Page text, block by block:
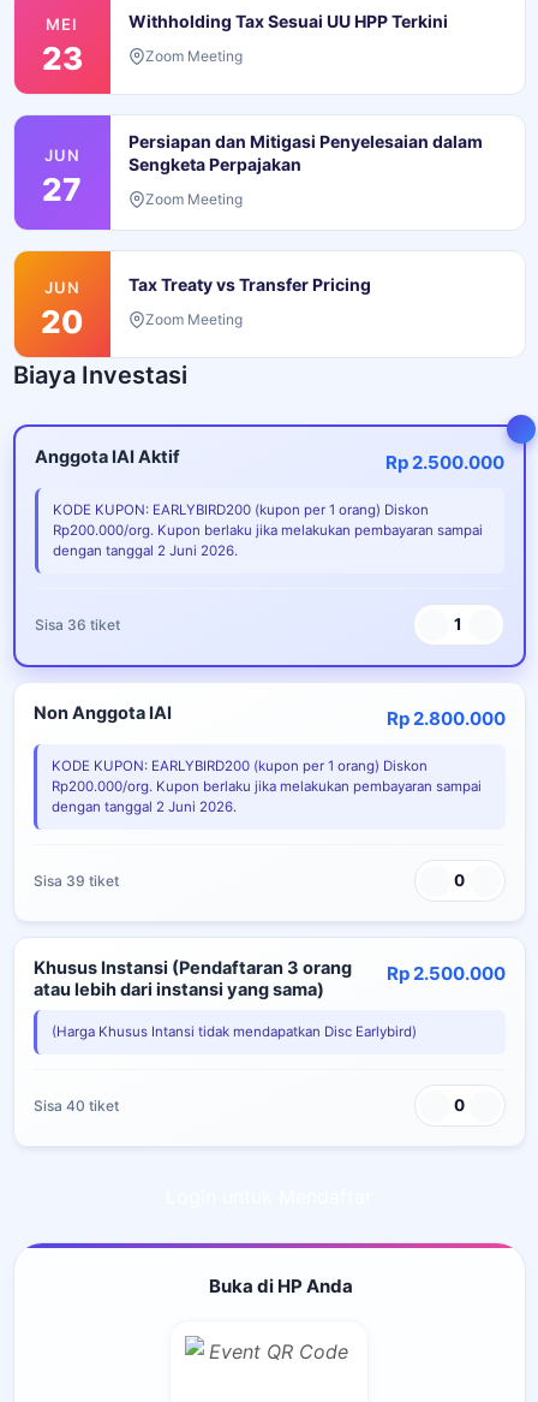
MEI
23
Withholding Tax Sesuai UU HPP Terkini
Zoom Meeting
JUN
27
Persiapan dan Mitigasi Penyelesaian dalam
Sengketa Perpajakan
Zoom Meeting
JUN
20
Tax Treaty vs Transfer Pricing
Zoom Meeting
Biaya Investasi
Anggota IAI Aktif Rp 2.500.000
KODE KUPON: EARLYBIRD200 (kupon per 1 orang) Diskon
Rp200.000/org. Kupon berlaku jika melakukan pembayaran sampai
dengan tanggal 2 Juni 2026.
Sisa 36 tiket 1
Non Anggota IAI Rp 2.800.000
KODE KUPON: EARLYBIRD200 (kupon per 1 orang) Diskon
Rp200.000/org. Kupon berlaku jika melakukan pembayaran sampai
dengan tanggal 2 Juni 2026.
Sisa 39 tiket 0
Khusus Instansi (Pendaftaran 3 orang
atau lebih dari instansi yang sama)
Rp 2.500.000
(Harga Khusus Intansi tidak mendapatkan Disc Earlybird)
Sisa 40 tiket 0
Buka di HP Anda